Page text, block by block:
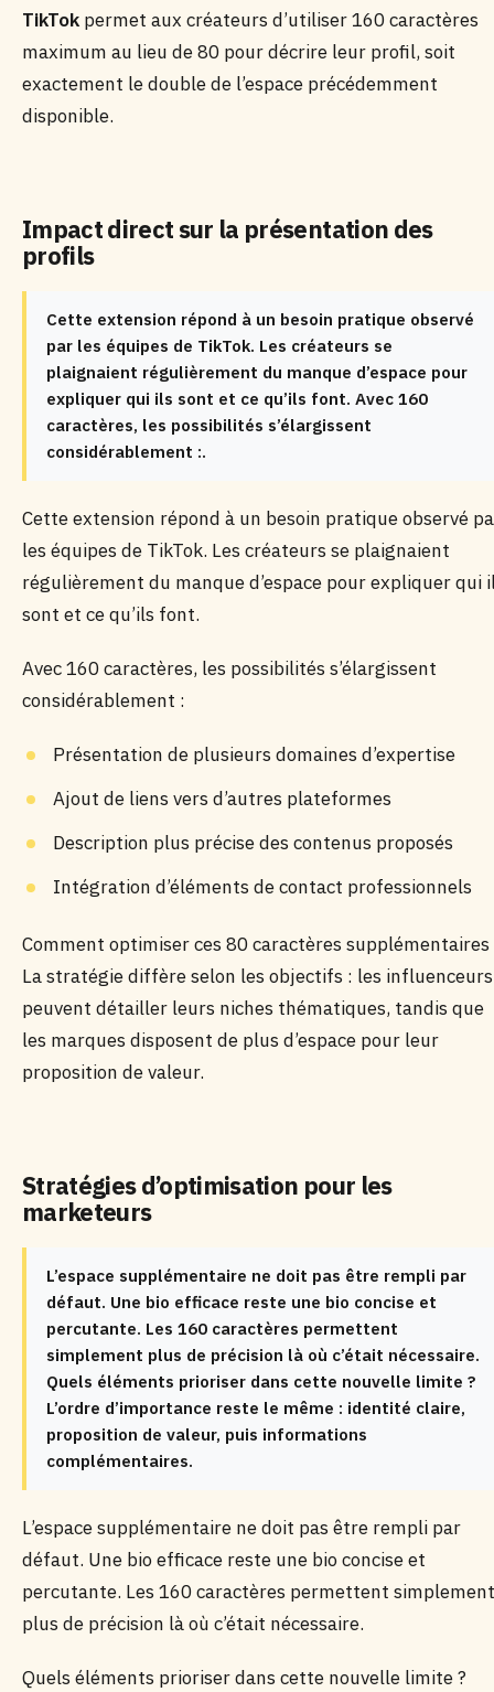
TikTok permet aux créateurs d’utiliser 160 caractères
maximum au lieu de 80 pour décrire leur profil, soit
exactement le double de l’espace précédemment
disponible.
Impact direct sur la présentation des
profils
Cette extension répond à un besoin pratique observé
par les équipes de TikTok. Les créateurs se
plaignaient régulièrement du manque d’espace pour
expliquer qui ils sont et ce qu’ils font. Avec 160
caractères, les possibilités s’élargissent
considérablement :.
Cette extension répond à un besoin pratique observé
les équipes de TikTok. Les créateurs se plaignaient
régulièrement du manque d’espace pour expliquer qui
sont et ce qu’ils font.
Avec 160 caractères, les possibilités s’élargissent
considérablement :
Présentation de plusieurs domaines d’expertise
Ajout de liens vers d’autres plateformes
Description plus précise des contenus proposés
Intégration d’éléments de contact professionnels
Comment optimiser ces 80 caractères supplémentaires
La stratégie diffère selon les objectifs : les influenceurs
peuvent détailler leurs niches thématiques, tandis que
les marques disposent de plus d’espace pour leur
proposition de valeur.
Stratégies d’optimisation pour les
marketeurs
L’espace supplémentaire ne doit pas être rempli par
défaut. Une bio efficace reste une bio concise et
percutante. Les 160 caractères permettent
simplement plus de précision là où c’était nécessaire.
Quels éléments prioriser dans cette nouvelle limite ?
L’ordre d’importance reste le même : identité claire,
proposition de valeur, puis informations
complémentaires.
L’espace supplémentaire ne doit pas être rempli par
défaut. Une bio efficace reste une bio concise et
percutante. Les 160 caractères permettent simplement
plus de précision là où c’était nécessaire.
Quels éléments prioriser dans cette nouvelle limite ?